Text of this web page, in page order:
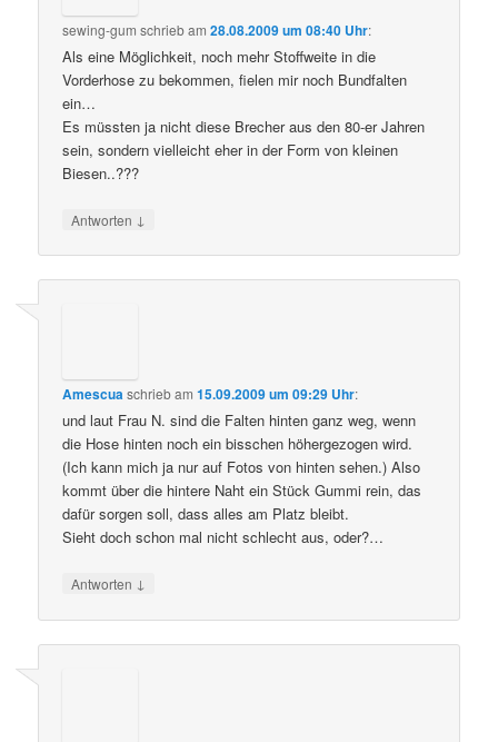
sewing-gum schriebam28.08.2009 um 08:40 Uhr:
Als eine Möglichkeit, noch mehr Stoffweite in die
Vorderhose zu bekommen, fielen mir noch Bundfalten
ein…
Es müssten ja nicht diese Brecher aus den 80-er Jahren
sein, sondern vielleicht eher in der Form von kleinen
Biesen..???
Antworten ↓
Amescuaschriebam15.09.2009 um 09:29 Uhr:
und laut Frau N. sind die Falten hinten ganz weg, wenn
die Hose hinten noch ein bisschen höhergezogen wird.
(Ich kann mich ja nur auf Fotos von hinten sehen.) Also
kommt über die hintere Naht ein Stück Gummi rein, das
dafür sorgen soll, dass alles am Platz bleibt.
Sieht doch schon mal nicht schlecht aus, oder?…
Antworten ↓